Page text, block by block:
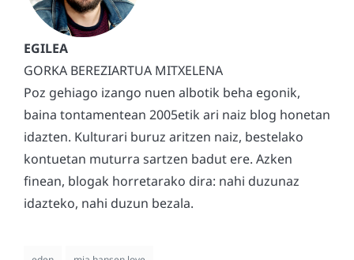
GORKA BEREZIARTUA MITXELENA
Poz gehiago izango nuen albotik beha egonik,
baina tontamentean 2005etik ari naiz blog honetan
idazten. Kulturari buruz aritzen naiz, bestelako
kontuetan muturra sartzen badut ere. Azken
finean, blogak horretarako dira: nahi duzunaz
idazteko, nahi duzun bezala.